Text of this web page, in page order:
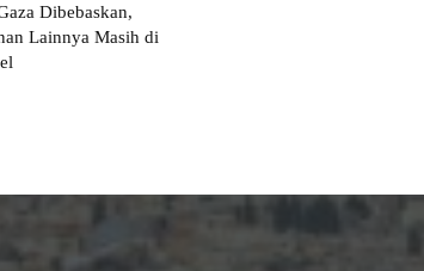
Dibebaskan,
Lainnya Masih di